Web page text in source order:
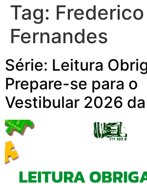
Tag: Frederico
Fernandes
Série: Leitura
Prepare-se para o
Vestibular 2026 da